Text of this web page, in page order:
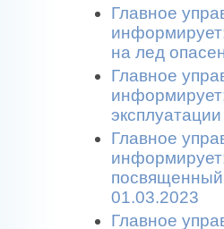
Главное
на лед
Главное
Главное
01.03.2023
Главное